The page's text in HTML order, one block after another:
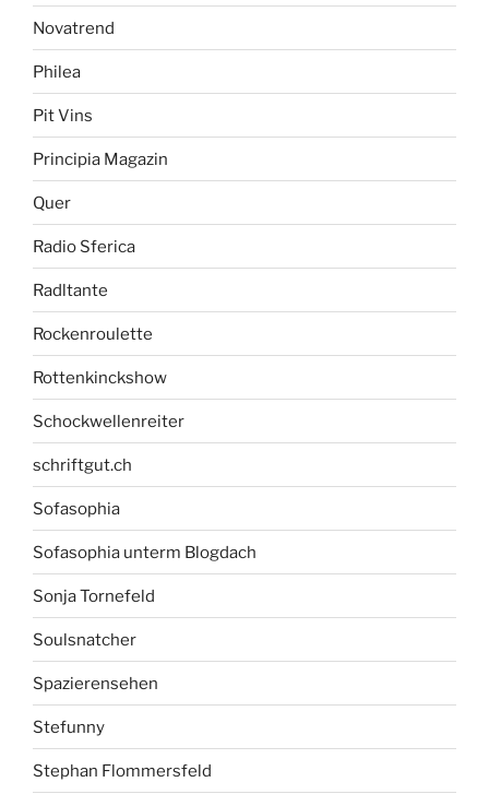
Novatrend
Philea
Pit Vins
Principia Magazin
Quer
Radio Sferica
Radltante
Rockenroulette
Rottenkinckshow
Schockwellenreiter
schriftgut.ch
Sofasophia
Sofasophia unterm Blogdach
Sonja Tornefeld
Soulsnatcher
Spazierensehen
Stefunny
Stephan Flommersfeld